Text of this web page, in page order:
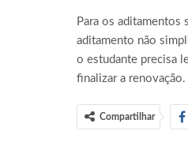
Para os aditamentos
aditamento não
o estudante precisa
finalizar a renovação.
Compartilhar